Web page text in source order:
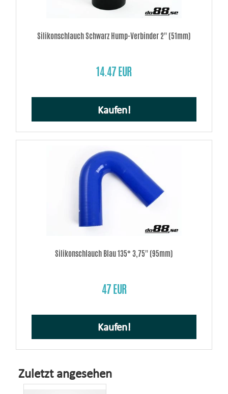
Silikonschlauch Schwarz Hump-Verbinder 2'' (51mm)
14.47 EUR
Kaufen!
Silikonschlauch Blau 135° 3,75'' (95mm)
47 EUR
Kaufen!
Zuletzt angesehen